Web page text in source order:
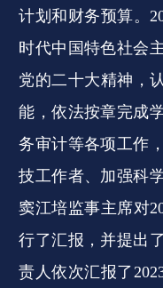
计划和财务预算。
时代中国特色社会
党的二十大精神，
能，依法按章完成
务审计等各项工作
技工作者、加强科
窦江培监事主席对
行了汇报，并提出
责人依次汇报了